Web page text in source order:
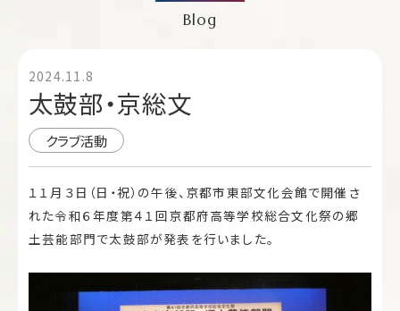
Blog
2024.11.8
太鼓部・京総文
クラブ活動
１１月３日（日・祝）の午後、京都市東部文化会館で開催さ
れた令和６年度第４１回京都府高等学校総合文化祭の郷
土芸能部門で太鼓部が発表を行いました。